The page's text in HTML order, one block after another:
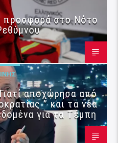
προσφορά στο Νότο
αποχώρησα από
” και τα νέα
για τα Τέμπη